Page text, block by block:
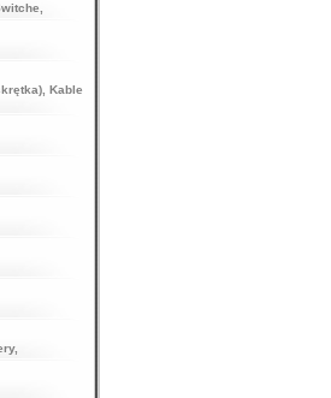
, Kable
,